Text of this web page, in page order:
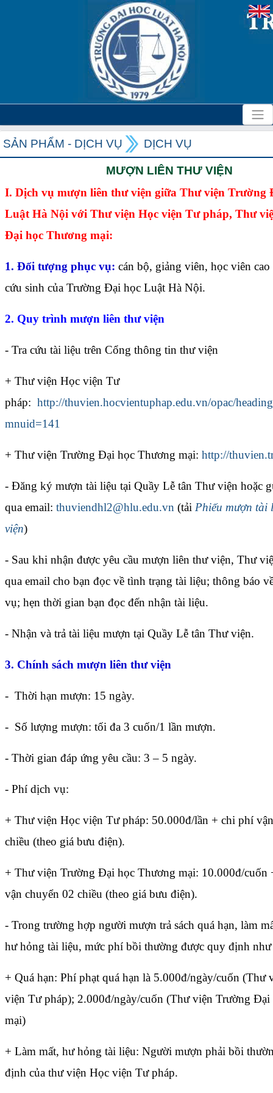
SẢN PHẨM - DỊCH VỤ DỊCH VỤ
MƯỢN LIÊN THƯ VIỆN
I. Dịch vụ mượn liên thư viện giữa Thư viện Trường
Luật Hà Nội với Thư viện Học viện Tư pháp, Thư
Đại học Thương mại:
1. Đối tượng phục vụ: cán bộ, giảng viên, học viên
cứu sinh của Trường Đại học Luật Hà Nội.
2. Quy trình mượn liên thư viện
- Tra cứu tài liệu trên Cổng thông tin thư viện
+ Thư viện Học viện Tư
pháp: http://thuvien.hocvientuphap.edu.vn/opac/
mnuid=141
+ Thư viện Trường Đại học Thương mại: http://
- Đăng ký mượn tài liệu tại Quầy Lễ tân Thư viện hoặc
qua email: thuviendhl2@hlu.edu.vn (tải Phiếu mượn tài
viện)
- Sau khi nhận được yêu cầu mượn liên thư viện, Thư
qua email cho bạn đọc về tình trạng tài liệu; thông báo
vụ; hẹn thời gian bạn đọc đến nhận tài liệu.
- Nhận và trả tài liệu mượn tại Quầy Lễ tân Thư viện.
3. Chính sách mượn liên thư viện
- Thời hạn mượn: 15 ngày.
- Số lượng mượn: tối đa 3 cuốn/1 lần mượn.
- Thời gian đáp ứng yêu cầu: 3 – 5 ngày.
- Phí dịch vụ:
+ Thư viện Học viện Tư pháp: 50.000đ/lần + chi phí
chiều (theo giá bưu điện).
+ Thư viện Trường Đại học Thương mại: 10.000đ/cuốn
vận chuyển 02 chiều (theo giá bưu điện).
- Trong trường hợp người mượn trả sách quá hạn, làm
hư hỏng tài liệu, mức phí bồi thường được quy định như
+ Quá hạn: Phí phạt quá hạn là 5.000đ/ngày/cuốn (Thư
viện Tư pháp); 2.000đ/ngày/cuốn (Thư viện Trường
mại)
+ Làm mất, hư hỏng tài liệu: Người mượn phải bồi
định của thư viện Học viện Tư pháp.